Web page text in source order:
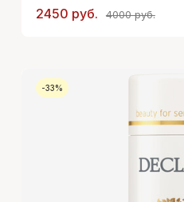
2450 руб. 4000 руб.
-33%